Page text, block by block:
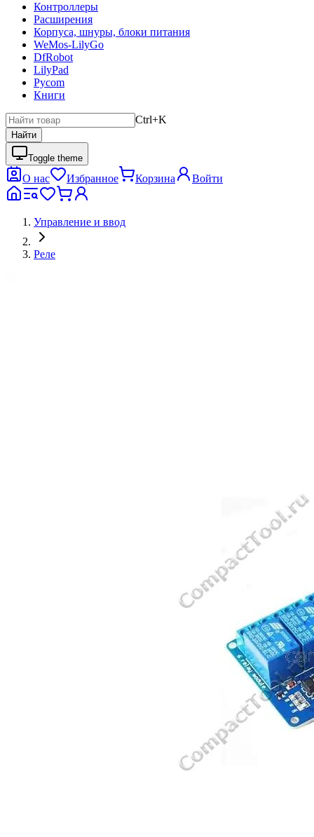
Контроллеры
Расширения
Корпуса, шнуры, блоки питания
WeMos-LilyGo
DfRobot
LilyPad
Pycom
Книги
Ctrl+K
Найти
Toggle theme
О нас Избранное Корзина Войти
Управление и ввод
Реле